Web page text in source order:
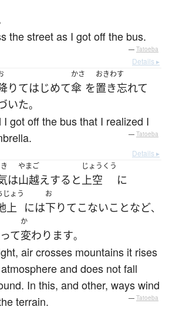
the street as I got off the bus.
— Tatoeba
Details ▸
りてはじめて
かさ
傘 を
おきわす
置き忘れて
いた。
I got off the bus that I realized I
— Tatoeba
Details ▸
は
やまご
山越えする と
じょうくう
上空 に
じょう
上 には
お
下りて こないことなど、
て
か
変わります。
air crosses mountains it rises
and does not fall
In this, and other, ways wind
terrain.
— Tatoeba